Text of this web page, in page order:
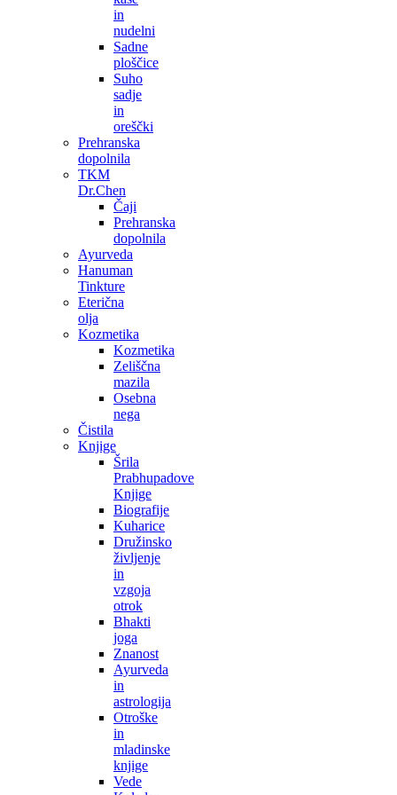
in
nudelni
Sadne
ploščice
Suho
sadje
in
oreščki
Prehranska
dopolnila
TKM
Dr.Chen
Čaji
Prehranska
dopolnila
Ayurveda
Hanuman
Tinkture
Eterična
olja
Kozmetika
Kozmetika
Zeliščna
mazila
Osebna
nega
Čistila
Knjige
Šrila
Prabhupadove
Knjige
Biografije
Kuharice
Družinsko
življenje
in
vzgoja
otrok
Bhakti
joga
Znanost
Ayurveda
in
astrologija
Otroške
in
mladinske
knjige
Vede